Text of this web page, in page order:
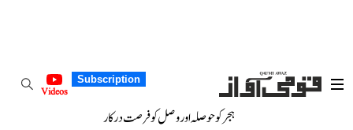
Subscription
Videos
ہجر کو حوصلہ اور وصل کو فرصت درکار